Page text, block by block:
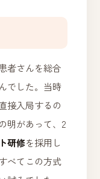
者さんを総合
でした。当時
接入局するの
明があって、2
研修を採用し
べてこの方式